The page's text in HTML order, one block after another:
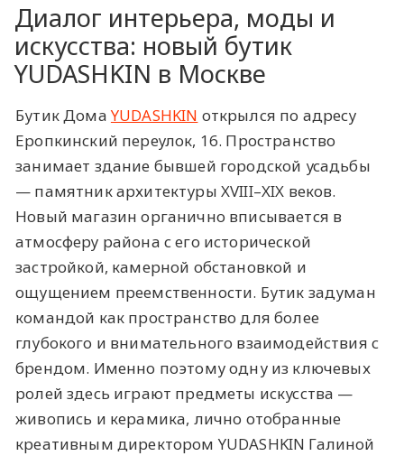
Диалог интерьера, моды и
искусства: новый бутик
YUDASHKIN в Москве
Бутик ДомаYUDASHKIN открылся по адресу
Еропкинский переулок, 16. Пространство
занимает здание бывшей городской усадьбы
— памятник архитектуры XVIII–XIX веков.
Новый магазин органично вписывается в
атмосферу района с его исторической
застройкой, камерной обстановкой и
ощущением преемственности. Бутик задуман
командой как пространство для более
глубокого и внимательного взаимодействия с
брендом. Именно поэтому одну из ключевых
ролей здесь играют предметы искусства —
живопись и керамика, лично отобранные
креативным директором YUDASHKIN Галиной